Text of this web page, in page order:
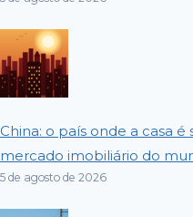
China: o país onde a casa
mercado imobiliário do
5 de agosto de 2026